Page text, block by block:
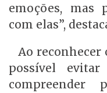
emoções, mas
com elas”,
Ao reconhecer
possível
compreender